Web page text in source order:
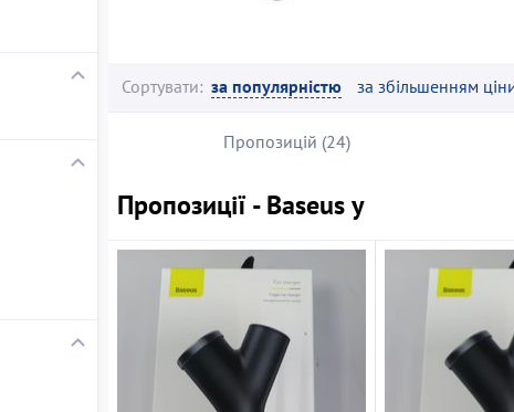
Сортувати: за популярністю за збільшенням
Пропозицій (24)
Пропозиції - Baseus y